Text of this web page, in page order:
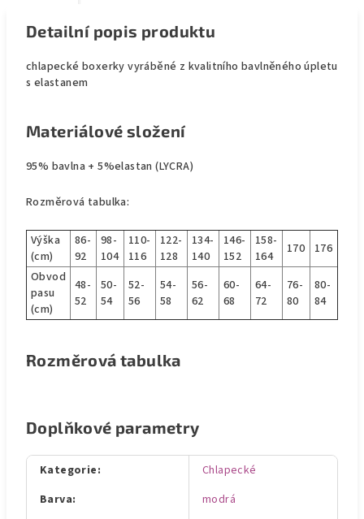
Detailní popis produktu
chlapecké boxerky vyráběné z kvalitního bavlněného úpletu
s elastanem
Materiálové složení
95% bavlna + 5%elastan (LYCRA)
Rozměrová tabulka:
Výška
(cm)
86-
92
98-
104
110-
116
122-
128
134-
140
146-
152
158-
164
170
176
Obvod
pasu
(cm)
48-
52
50-
54
52-
56
54-
58
56-
62
60-
68
64-
72
76-
80
80-
84
Rozměrová tabulka
Doplňkové parametry
Kategorie:
Chlapecké
Barva:
modrá